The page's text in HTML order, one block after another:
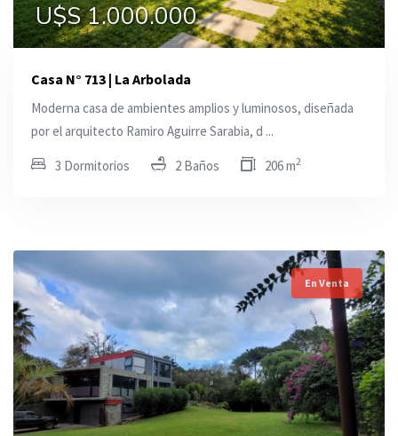
U$S 1.000.000
Casa N° 713 | La Arbolada
Moderna casa de ambientes amplios y luminosos, diseñada
por el arquitecto Ramiro Aguirre Sarabia, d ...
3 Dormitorios 2 Baños 206 m2
En Venta